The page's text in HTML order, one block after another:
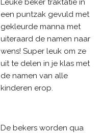
een puntzak gevuld met
gekleurde manna met
uiteraard de namen naar
wens! Super leuk om ze
uit te delen in je klas met
de namen van alle
kinderen erop.
De bekers worden qua